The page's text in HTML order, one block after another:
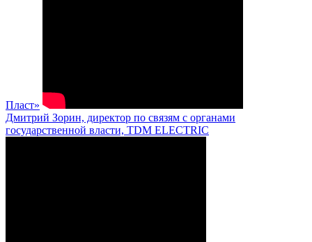
Пласт»
Дмитрий Зорин, директор по связям с органами
государственной власти, TDM ELECTRIC